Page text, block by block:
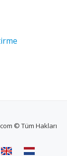
© Tüm Hakları